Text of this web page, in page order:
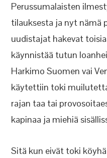
Perussumalaisten
tilauksesta ja nyt nämä
uudistajat hakevat
käynnistää tutun
Harkimo Suomen vai
käytettiin toki
rajan taa tai
kapinaa ja miehiä
Sitä kun eivät toki